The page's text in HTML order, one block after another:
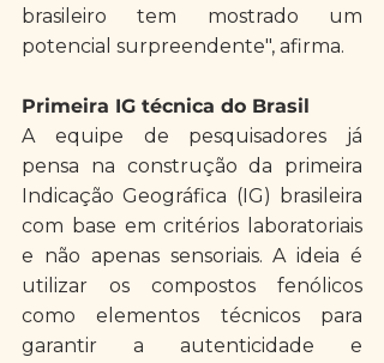
brasileiro tem mostrado um
potencial surpreendente", afirma.
Primeira IG técnica do Brasil
A equipe de pesquisadores já
pensa na construção da primeira
Indicação Geográfica (IG) brasileira
com base em critérios laboratoriais
e não apenas sensoriais. A ideia é
utilizar os compostos fenólicos
como elementos técnicos para
garantir a autenticidade e